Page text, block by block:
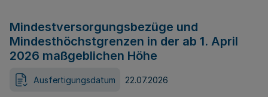
Mindestversorgungsbezüge und
Mindesthöchstgrenzen in der ab 1. April
2026 maßgeblichen Höhe
Ausfertigungsdatum 22.07.2026